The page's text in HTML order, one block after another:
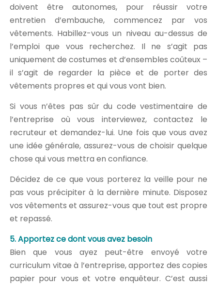
doivent être autonomes, pour réussir votre
entretien d’embauche, commencez par vos
vêtements. Habillez-vous un niveau au-dessus de
l’emploi que vous recherchez. Il ne s’agit pas
uniquement de costumes et d’ensembles coûteux –
il s’agit de regarder la pièce et de porter des
vêtements propres et qui vous vont bien.
Si vous n’êtes pas sûr du code vestimentaire de
l’entreprise où vous interviewez, contactez le
recruteur et demandez-lui. Une fois que vous avez
une idée générale, assurez-vous de choisir quelque
chose qui vous mettra en confiance.
Décidez de ce que vous porterez la veille pour ne
pas vous précipiter à la dernière minute. Disposez
vos vêtements et assurez-vous que tout est propre
et repassé.
5. Apportez ce dont vous avez besoin
Bien que vous ayez peut-être envoyé votre
curriculum vitae à l’entreprise, apportez des copies
papier pour vous et votre enquêteur. C’est aussi